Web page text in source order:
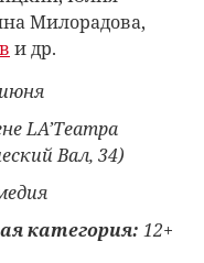
Милорадова,
и др.
LA’Театра
Вал, 34)
категория: 12+